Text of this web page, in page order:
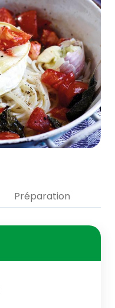
Préparation